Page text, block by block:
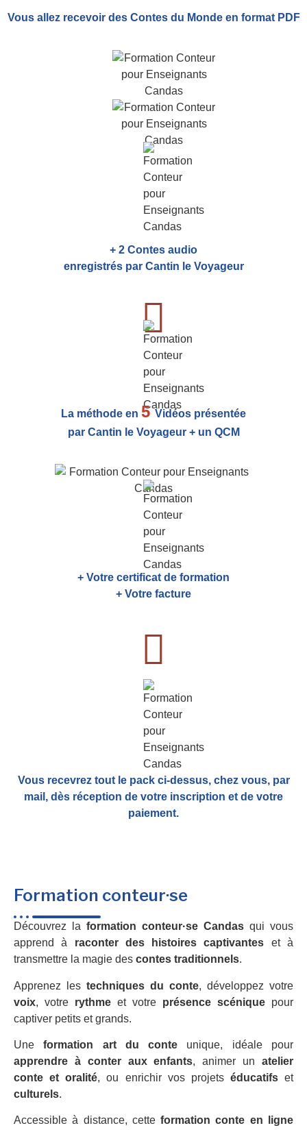
Vous allez recevoir des Contes du Monde en format PDF
+ 2 Contes audio
enregistrés par Cantin le Voyageur
La méthode en 5Vidéos présentée
par Cantin le Voyageur + un QCM
+ Votre certificat de formation
+ Votre facture
Vous recevrez tout le pack ci-dessus, chez vous, par
mail, dès réception de votre inscription et de votre
paiement.
Formation conteur·se
Découvrez la formation conteur·se Candas qui vous
apprend à raconter des histoires captivantes et à
transmettre la magie des contes traditionnels.
Apprenez les techniques du conte, développez votre
voix, votre rythme et votre présence scénique pour
captiver petits et grands.
Uneformation art du conte unique, idéale pour
apprendre à conter aux enfants, animer unatelier
conte et oralité, ou enrichir vos projets éducatifset
culturels.
Accessible à distance, cetteformation conte en ligne